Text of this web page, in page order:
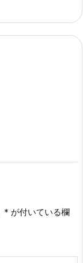
* が付いている欄